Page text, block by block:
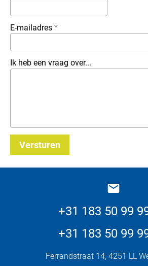
E-mailadres *
Ik heb een vraag over...
Versturen
+31 183 50 99
+31 183 50 99
Ferrandstraat 14, 4251 LL